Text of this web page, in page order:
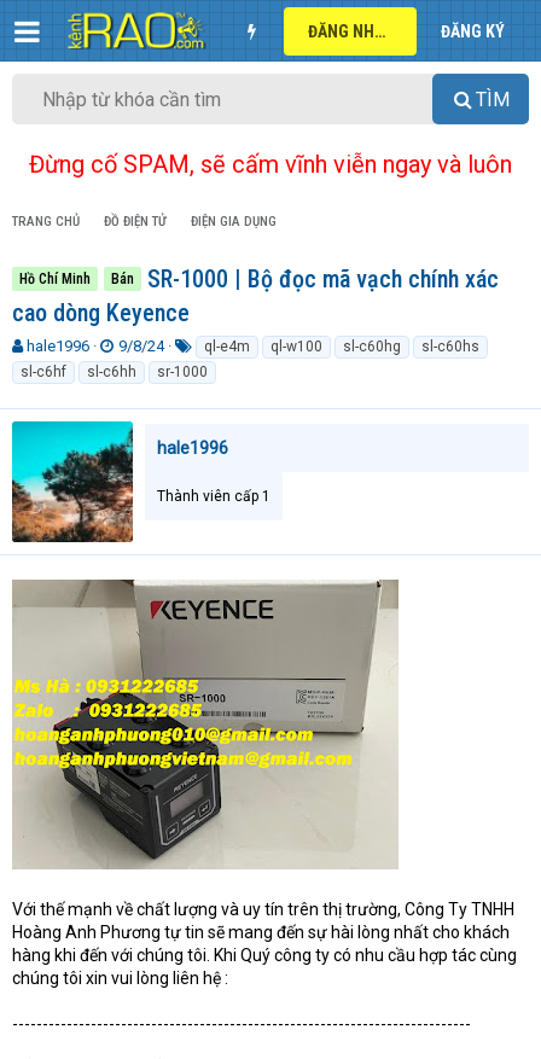
ĐĂNG NHẬP ĐĂNG KÝ
TÌM
Đừng cố SPAM, sẽ cấm vĩnh viễn ngay và luôn
TRANG CHỦ ĐỒ ĐIỆN TỬ ĐIỆN GIA DỤNG
Hồ Chí Minh Bán
SR-1000 | Bộ đọc mã vạch chính xác
cao dòng Keyence
T
h
r
e
s
t
a
r
e
r
hale1996
N
g
à
y
ử
i
9/8/24
ừ
k
h
a
ql-e4m ql-w100 sl-c60hg
sl-c60hs
sl-c6hf
sl-c6hh sr-1000
hale1996
Thành viên cấp 1
Với thế mạnh về chất lượng và uy tín trên thị trường, Công Ty TNHH
Hoàng Anh Phương tự tin sẽ mang đến sự hài lòng nhất cho khách
hàng khi đến với chúng tôi. Khi Quý công ty có nhu cầu hợp tác cùng
chúng tôi xin vui lòng liên hệ :
----------------------------------------------------------------------------